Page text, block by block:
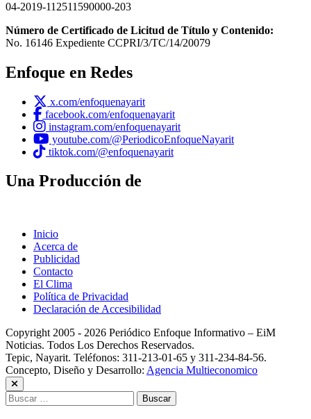
04-2019-112511590000-203
Número de Certificado de Licitud de Título y Contenido:
No. 16146 Expediente CCPRI/3/TC/14/20079
Enfoque en Redes
x.com/enfoquenayarit
facebook.com/enfoquenayarit
instagram.com/enfoquenayarit
youtube.com/@PeriodicoEnfoqueNayarit
tiktok.com/@enfoquenayarit
Una Producción de
Inicio
Acerca de
Publicidad
Contacto
El Clima
Política de Privacidad
Declaración de Accesibilidad
Copyright 2005 - 2026 Periódico Enfoque Informativo – EiM
Noticias. Todos Los Derechos Reservados.
Tepic, Nayarit. Teléfonos: 311-213-01-65 y 311-234-84-56.
Concepto, Diseño y Desarrollo: Agencia Multieconomico
Buscar: